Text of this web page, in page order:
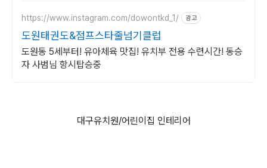
https://www.instagram.com/dowontkd_1/ 광고
도원태권도&점프스타줄넘기클럽
도원동 5세부터! 유아체육 맛집! 유치부 전용 수련시간! 동승
자 사범님 항시탑승중
대구유치원/어린이집 인테리어